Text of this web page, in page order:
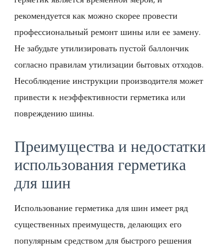
рекомендуется как можно скорее провести
профессиональный ремонт шины или ее замену.
Не забудьте утилизировать пустой баллончик
согласно правилам утилизации бытовых отходов.
Несоблюдение инструкции производителя может
привести к неэффективности герметика или
повреждению шины.
Преимущества и недостатки
использования герметика
для шин
Использование герметика для шин имеет ряд
существенных преимуществ, делающих его
популярным средством для быстрого решения